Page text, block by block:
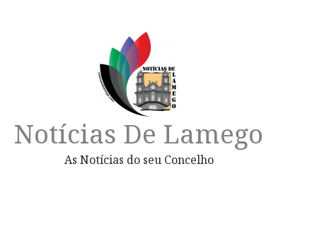
Notícias De Lamego
As Notícias do seu Concelho